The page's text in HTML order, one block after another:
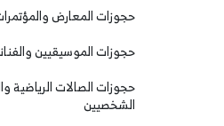
حجوزات المعارض
حجوزات الموسيقيين
حجوزات الصالات الرياضية
الشخصيين